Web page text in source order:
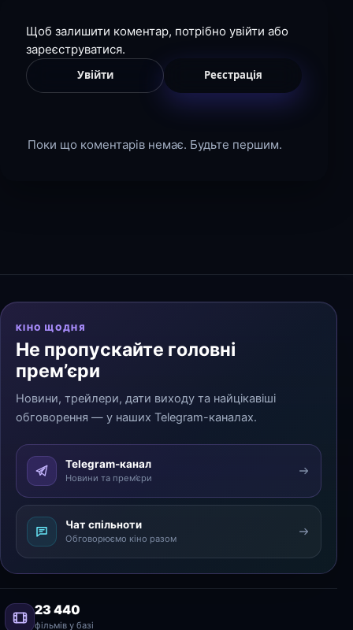
Щоб залишити коментар, потрібно увійти або
зареєструватися.
Увійти Реєстрація
Поки що коментарів немає. Будьте першим.
КІНО ЩОДНЯ
Не пропускайте головні
прем’єри
Новини, трейлери, дати виходу та найцікавіші
обговорення — у наших Telegram-каналах.
Telegram-канал
Новини та прем’єри
Чат спільноти
Обговорюємо кіно разом
23 440
фільмів у базі